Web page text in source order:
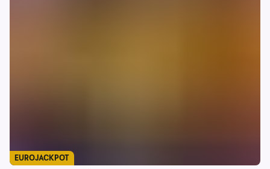
EUROJACKPOT